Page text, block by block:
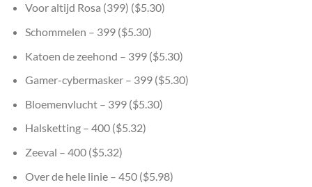
Voor altijd Rosa (399) ($5.30)
Schommelen – 399 ($5.30)
Katoen de zeehond – 399 ($5.30)
Gamer-cybermasker – 399 ($5.30)
Bloemenvlucht – 399 ($5.30)
Halsketting – 400 ($5.32)
Zeeval – 400 ($5.32)
Over de hele linie – 450 ($5.98)